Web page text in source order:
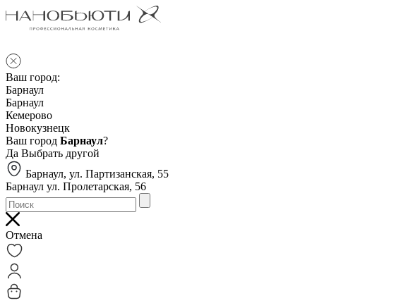
Ваш город:
Барнаул
Барнаул
Кемерово
Новокузнецк
Ваш город Барнаул?
Да Выбрать другой
Барнаул, ул. Партизанская, 55
Барнаул ул. Пролетарская, 56
Отмена